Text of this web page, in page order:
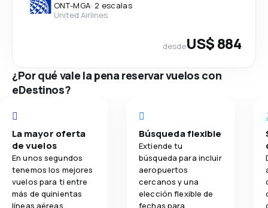
ONT-MGA· 2 escalas
United Airlines
desdeUS$ 884
¿Por qué vale la pena reservar vuelos con
eDestinos?
La mayor oferta
de vuelos
En unos segundos
tenemos los mejores
vuelos para ti entre
más de quinientas
líneas aéreas.
Búsqueda flexible
Extiende tu
búsqueda para incluir
aeropuertos
cercanos y una
elección flexible de
fechas para